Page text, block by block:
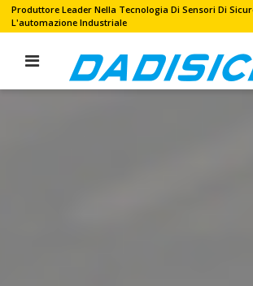
Produttore Leader Nella Tecnologia Di Sensori Di
L'automazione Industriale